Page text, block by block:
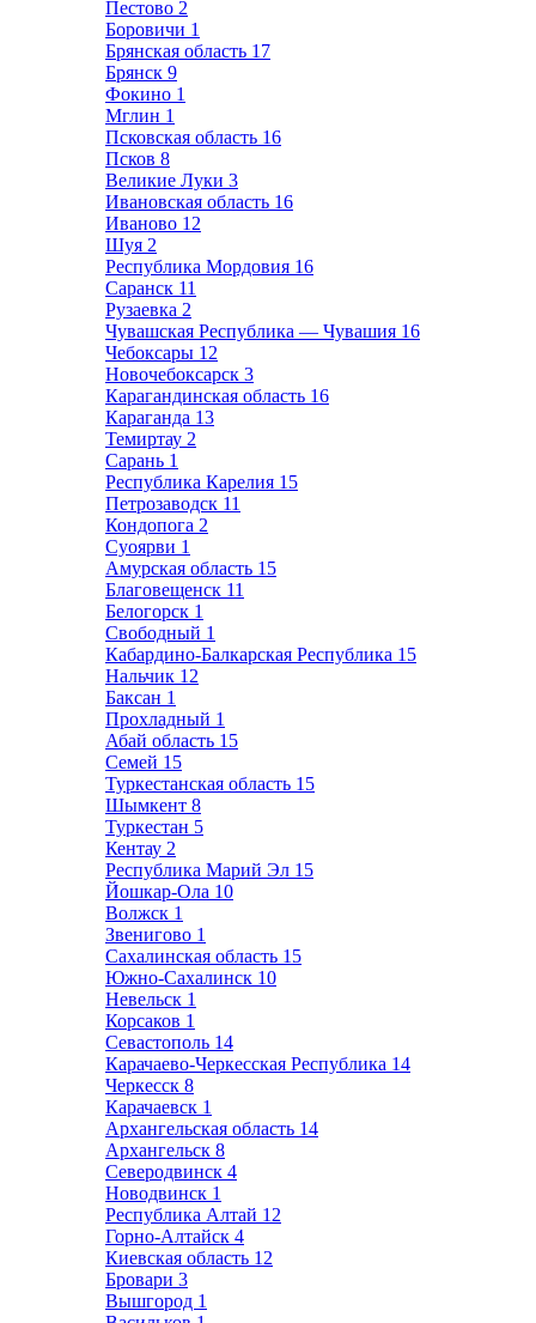
Пестово 2
Боровичи 1
Брянская область 17
Брянск 9
Фокино 1
Мглин 1
Псковская область 16
Псков 8
Великие Луки 3
Ивановская область 16
Иваново 12
Шуя 2
Республика Мордовия 16
Саранск 11
Рузаевка 2
Чувашская Республика — Чувашия 16
Чебоксары 12
Новочебоксарск 3
Карагандинская область 16
Караганда 13
Темиртау 2
Сарань 1
Республика Карелия 15
Петрозаводск 11
Кондопога 2
Суоярви 1
Амурская область 15
Благовещенск 11
Белогорск 1
Свободный 1
Кабардино-Балкарская Республика 15
Нальчик 12
Баксан 1
Прохладный 1
Абай область 15
Семей 15
Туркестанская область 15
Шымкент 8
Туркестан 5
Кентау 2
Республика Марий Эл 15
Йошкар-Ола 10
Волжск 1
Звенигово 1
Сахалинская область 15
Южно-Сахалинск 10
Невельск 1
Корсаков 1
Севастополь 14
Карачаево-Черкесская Республика 14
Черкесск 8
Карачаевск 1
Архангельская область 14
Архангельск 8
Северодвинск 4
Новодвинск 1
Республика Алтай 12
Горно-Алтайск 4
Киевская область 12
Бровари 3
Вышгород 1